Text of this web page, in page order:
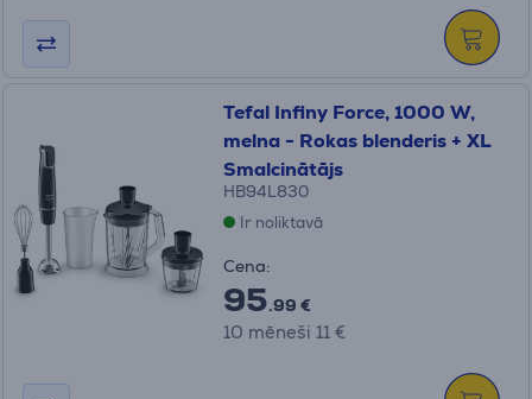
Tefal Infiny Force, 1000 W,
melna - Rokas blenderis + XL
Smalcinātājs
HB94L830
Ir noliktavā
Cena:
95.99 €
10 mēneši 11 €